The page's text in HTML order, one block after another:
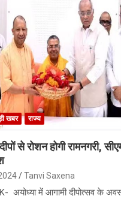
खबर राज्य
से रोशन होगी रामनगरी,
Tanvi Saxena
अयोध्या में आगामी दीपोत्सव के